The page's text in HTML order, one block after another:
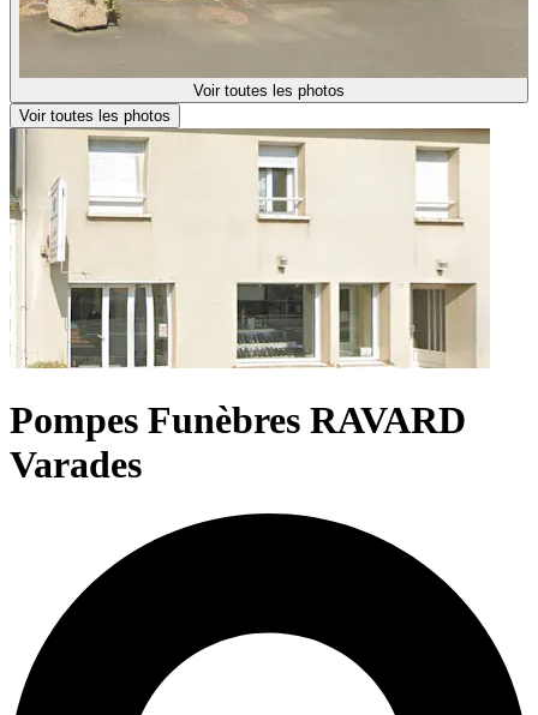
Voir toutes les photos
Voir toutes les photos
Pompes Funèbres RAVARD
Varades